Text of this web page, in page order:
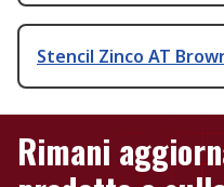
Stencil Zinco AT
Rimani